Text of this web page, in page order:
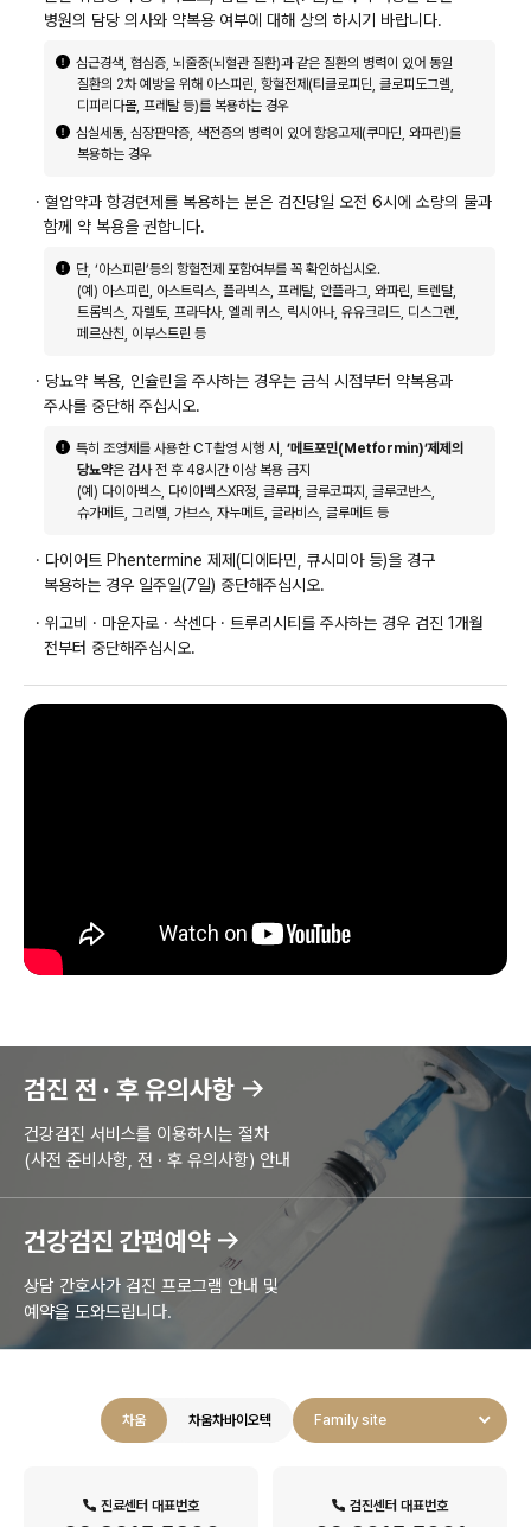
병원의 담당 의사와 약복용 여부에 대해 상의 하시기 바랍니다.
심근경색, 협심증, 뇌줄중(뇌혈관 질환)과 같은 질환의 병력이 있어 동일
질환의 2차 예방을 위해 아스피린, 항혈전제(티클로피딘, 클로피도그렐,
디피리다몰, 프레탈 등)를 복용하는 경우
심실세동, 심장판막증, 색전증의 병력이 있어 항응고제(쿠마딘, 와파린)를
복용하는 경우
· 혈압약과 항경련제를 복용하는 분은 검진당일 오전 6시에 소량의 물과
함께 약 복용을 권합니다.
단, ‘아스피린’등의 항혈전제 포함여부를 꼭 확인하십시오.
(예) 아스피린, 아스트릭스, 플라빅스, 프레탈, 안플라그, 와파린, 트렌탈,
트롬빅스, 자렐토, 프라닥사, 엘레 퀴스, 릭시아나, 유유크리드, 디스그렌,
페르산친, 이부스트린 등
· 당뇨약 복용, 인슐린을 주사하는 경우는 금식 시점부터 약복용과
주사를 중단해 주십시오.
특히 조영제를 사용한 CT촬영 시행 시, ’메트포민(Metformin)’제제의
당뇨약은 검사 전 후 48시간 이상 복용 금지
(예) 다이아벡스, 다이아벡스XR정, 글루파, 글루코파지, 글루코반스,
슈가메트, 그리멜, 가브스, 자누메트, 글라비스, 글루메트 등
· 다이어트 Phentermine 제제(디에타민, 큐시미아 등)을 경구
복용하는 경우 일주일(7일) 중단해주십시오.
· 위고비 · 마운자로 · 삭센다 · 트루리시티를 주사하는 경우 검진 1개월
전부터 중단해주십시오.
검진 전 · 후 유의사항
건강검진 서비스를 이용하시는 절차
(사전 준비사항, 전 · 후 유의사항) 안내
건강검진 간편예약
상담 간호사가 검진 프로그램 안내 및
예약을 도와드립니다.
차움 차움차바이오텍 Family site
진료센터 대표번호 검진센터 대표번호